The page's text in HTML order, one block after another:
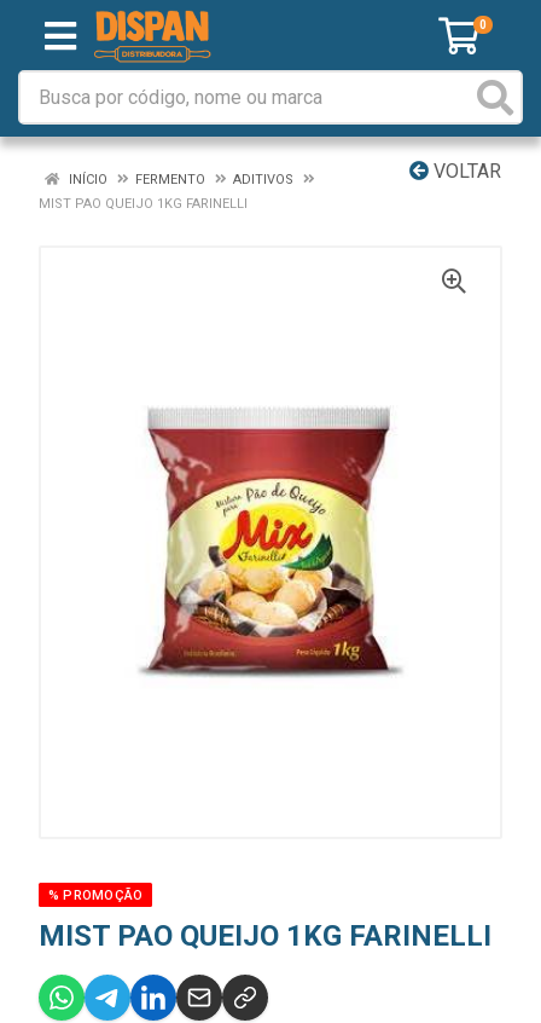
0
VOLTAR
INÍCIO FERMENTO
ADITIVOS
MIST PAO QUEIJO 1KG FARINELLI
% PROMOÇÃO
MIST PAO QUEIJO 1KG FARINELLI